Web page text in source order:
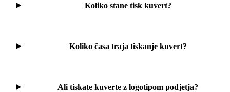
Koliko stane tisk kuvert?
Koliko časa traja tiskanje kuvert?
Ali tiskate kuverte z logotipom podjetja?